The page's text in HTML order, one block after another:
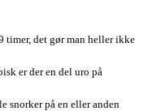
timer, det gør man heller ikke
er der en del uro på
snorker på en eller anden